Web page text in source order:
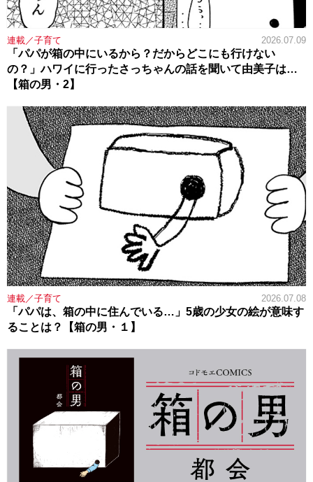
連載／子育て 2026.07.09
「パパが箱の中にいるから？だからどこにも行けない
の？」ハワイに行ったさっちゃんの話を聞いて由美子は…
【箱の男・2】
連載／子育て 2026.07.08
「パパは、箱の中に住んでいる…」5歳の少女の絵が意味す
ることは？【箱の男・１】